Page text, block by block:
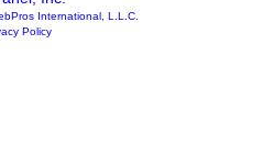
International, L.L.C.
Policy